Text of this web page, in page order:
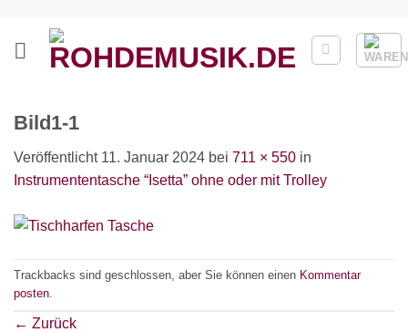
springen
Bild1-1
Veröffentlicht 11. Januar 2024 bei 711 × 550 in
Instrumententasche “Isetta” ohne oder mit Trolley
Trackbacks sind geschlossen, aber Sie können einen Kommentar
posten
← Zurück